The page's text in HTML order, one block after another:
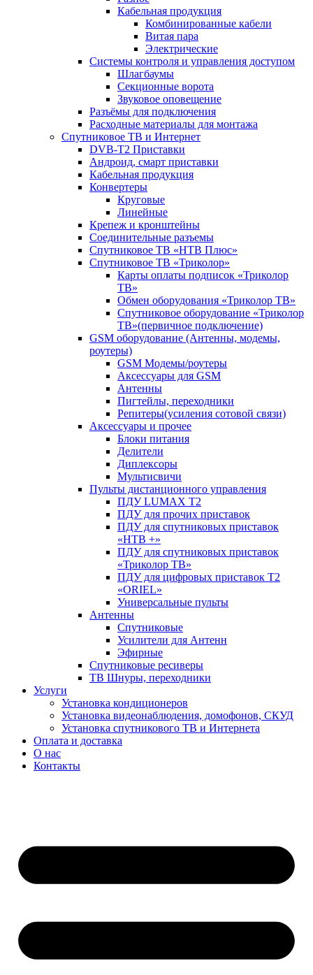
Кабельная продукция
Комбинированные кабели
Витая пара
Электрические
Системы контроля и управления доступом
Шлагбаумы
Секционные ворота
Звуковое оповещение
Разъёмы для подключения
Расходные материалы для монтажа
Спутниковое ТВ и Интернет
DVB-Т2 Приставки
Андроид, смарт приставки
Кабельная продукция
Конвертеры
Круговые
Линейные
Крепеж и кронштейны
Соединительные разъемы
Спутниковое ТВ «НТВ Плюс»
Спутниковое ТВ «Триколор»
Карты оплаты подписок «Триколор
ТВ»
Обмен оборудования «Триколор ТВ»
Спутниковое оборудование «Триколор
ТВ»(первичное подключение)
GSM оборудование (Антенны, модемы,
роутеры)
GSM Модемы/роутеры
Аксессуары для GSM
Антенны
Пигтейлы, переходники
Репитеры(усиления сотовой связи)
Аксессуары и прочее
Блоки питания
Делители
Диплексоры
Мультисвичи
Пульты дистанционного управления
ПДУ LUMAX Т2
ПДУ для прочих приставок
ПДУ для спутниковых приставок
«НТВ +»
ПДУ для спутниковых приставок
«Триколор ТВ»
ПДУ для цифровых приставок Т2
«ORIEL»
Универсальные пульты
Антенны
Спутниковые
Усилители для Антенн
Эфирные
Спутниковые ресиверы
ТВ Шнуры, переходники
Услуги
Установка кондиционеров
Установка видеонаблюдения, домофонов, СКУД
Установка спутникового ТВ и Интернета
Оплата и доставка
О нас
Контакты